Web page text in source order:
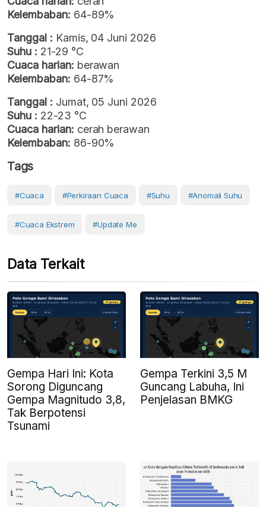
Kelembaban: 64-89%
Tanggal : Kamis, 04 Juni 2026
Suhu : 21-29 °C
Cuaca harian: berawan
Kelembaban: 64-87%
Tanggal : Jumat, 05 Juni 2026
Suhu : 22-23 °C
Cuaca harian: cerah berawan
Kelembaban: 86-90%
Tags
#cuaca #perkiraan Cuaca #Suhu #anomali Suhu
#Cuaca Ekstrem #Update Me
Data Terkait
Gempa Hari Ini: Kota
Sorong Diguncang
Gempa Magnitudo 3,8,
Tak Berpotensi
Tsunami
Gempa Terkini 3,5 M
Guncang Labuha, Ini
Penjelasan BMKG